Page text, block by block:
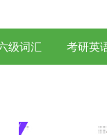
级词汇 考研英